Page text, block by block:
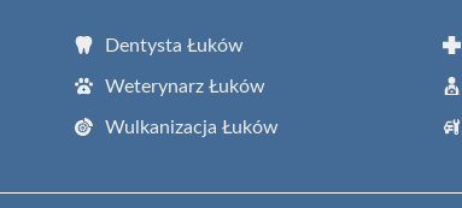
Dentysta Łuków
Weterynarz Łuków
Wulkanizacja Łuków